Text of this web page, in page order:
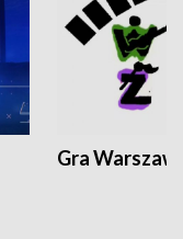
Gra